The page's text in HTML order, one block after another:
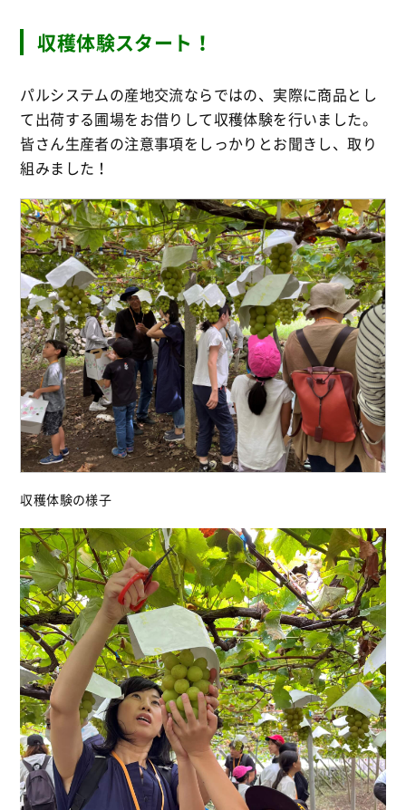
収穫体験スタート！
パルシステムの産地交流ならではの、実際に商品とし
て出荷する圃場をお借りして収穫体験を行いました。
皆さん生産者の注意事項をしっかりとお聞きし、取り
組みました！
収穫体験の様子